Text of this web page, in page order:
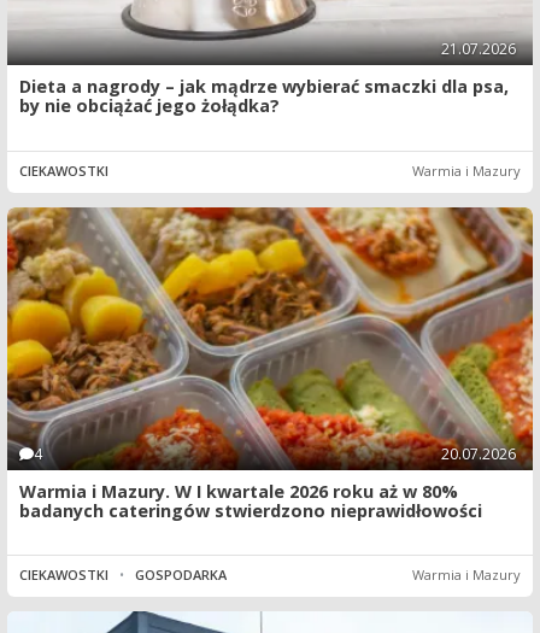
21.07.2026
Dieta a nagrody – jak mądrze wybierać smaczki dla psa,
by nie obciążać jego żołądka?
CIEKAWOSTKI Warmia i Mazury
4 20.07.2026
Warmia i Mazury. W I kwartale 2026 roku aż w 80%
badanych cateringów stwierdzono nieprawidłowości
CIEKAWOSTKI • GOSPODARKA Warmia i Mazury